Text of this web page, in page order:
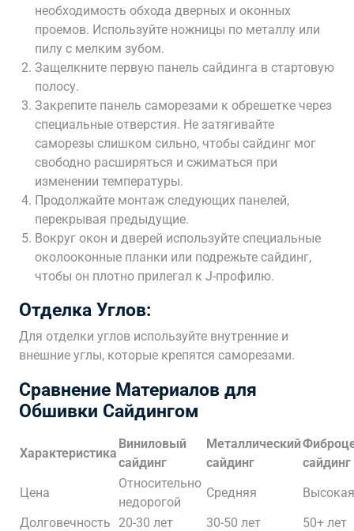
необходимость обхода дверных и оконных
проемов. Используйте ножницы по металлу или
пилу с мелким зубом.
Защелкните первую панель сайдинга в стартовую
полосу.
Закрепите панель саморезами к обрешетке через
специальные отверстия. Не затягивайте
саморезы слишком сильно, чтобы сайдинг мог
свободно расширяться и сжиматься при
изменении температуры.
Продолжайте монтаж следующих панелей,
перекрывая предыдущие.
Вокруг окон и дверей используйте специальные
околооконные планки или подрежьте сайдинг,
чтобы он плотно прилегал к J-профилю.
Отделка Углов:
Для отделки углов используйте внутренние и
внешние углы, которые крепятся саморезами.
Сравнение Материалов для
Обшивки Сайдингом
Характеристика
Виниловый
сайдинг
Металлический
сайдинг
сайдинг
Цена
Относительно
недорогой
Средняя
Высокая
Долговечность
20-30 лет 30-50 лет 50+ лет